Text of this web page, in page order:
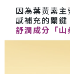
因為葉黃素
感補充的關鍵
舒潤成分「山